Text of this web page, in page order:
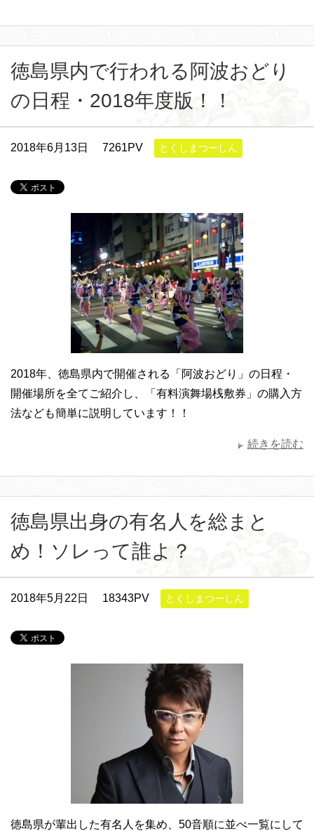
徳島県内で行われる阿波おどり
の日程・2018年度版！！
2018年6月13日 7261PV とくしまつーしん
2018年、徳島県内で開催される「阿波おどり」の日程・
開催場所を全てご紹介し、「有料演舞場桟敷券」の購入方
法なども簡単に説明しています！！
続きを読む
徳島県出身の有名人を総まと
め！ソレって誰よ？
2018年5月22日 18343PV とくしまつーしん
徳島県が輩出した有名人を集め、50音順に並べ一覧にして